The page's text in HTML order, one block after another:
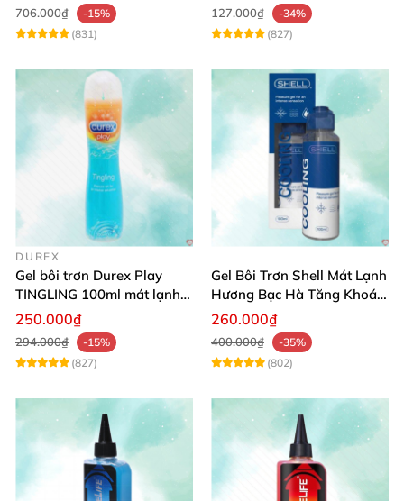
706.000₫
-15%
(831)
127.000₫
-34%
(827)
DUREX
Gel bôi trơn Durex Play
TINGLING 100ml mát lạnh,
kích thích cực đỉnh
250.000₫
294.000₫
-15%
(827)
Gel Bôi Trơn Shell Mát Lạnh
Hương Bạc Hà Tăng Khoái
Cảm 100ml
260.000₫
400.000₫
-35%
(802)